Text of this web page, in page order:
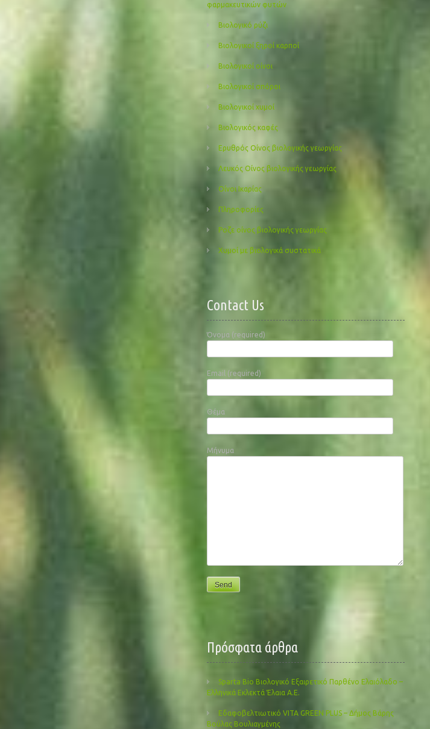
φαρμακευτικών φυτών
Βιολογικό ρύζι
Βιολογικοί ξηροί καρποί
Βιολογικοί οίνοι
Βιολογικοί σπόροι
Βιολογικοί χυμοί
Βιολογικός καφές
Ερυθρός Οίνος βιολογικής γεωργίας
Λευκός Οίνος βιολογικής γεωργίας
Οίνοι Ικαρίας
Πληροφορίες
Ροζε οίνος βιολογικής γεωργίας
Χυμοί με βιολογικά συστατικά
Contact Us
Όνομα (required)
Email (required)
Θέμα
Μήνυμα
Πρόσφατα άρθρα
Sparta Bio Βιολογικό Εξαιρετικό Παρθένο Ελαιόλαδο –
Ελληνικά Εκλεκτά Έλαια Α.Ε.
Εδαφοβελτιωτικό VITA GREEN PLUS – Δήμος Βάρης
Βούλας Βουλιαγμένης